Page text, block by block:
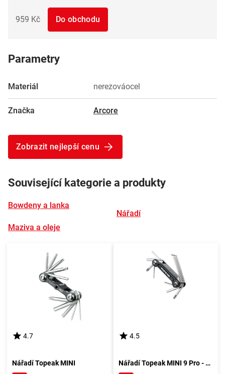
959 Kč Do obchodu
Parametry
Materiál nerezováocel
Značka Arcore
Zobrazit nejlepší cenu
Související kategorie a produkty
Bowdeny a lanka
Maziva a oleje
Nářadí
4.7
Nářadí Topeak MINI
4.5
Nářadí Topeak MINI 9 Pro - černé